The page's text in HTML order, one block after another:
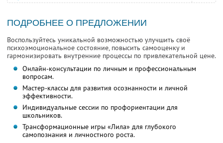
ПОДРОБНЕЕ О ПРЕДЛОЖЕНИИ
Воспользуйтесь уникальной возможностью улучшить своё
психоэмоциональное состояние, повысить самооценку и
гармонизировать внутренние процессы по привлекательной цене.
Онлайн-консультации по личным и профессиональным
вопросам.
Мастер-классы для развития осознанности и личной
эффективности.
Индивидуальные сессии по профориентации для
школьников.
Трансформационные игры «Лила» для глубокого
самопознания и личностного роста.